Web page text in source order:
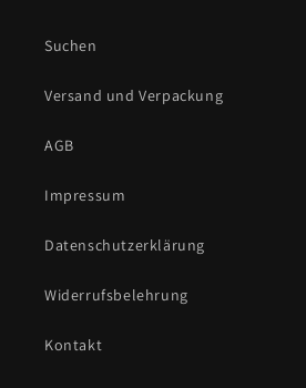
Suchen
Versand und Verpackung
AGB
Impressum
Datenschutzerklärung
Widerrufsbelehrung
Kontakt